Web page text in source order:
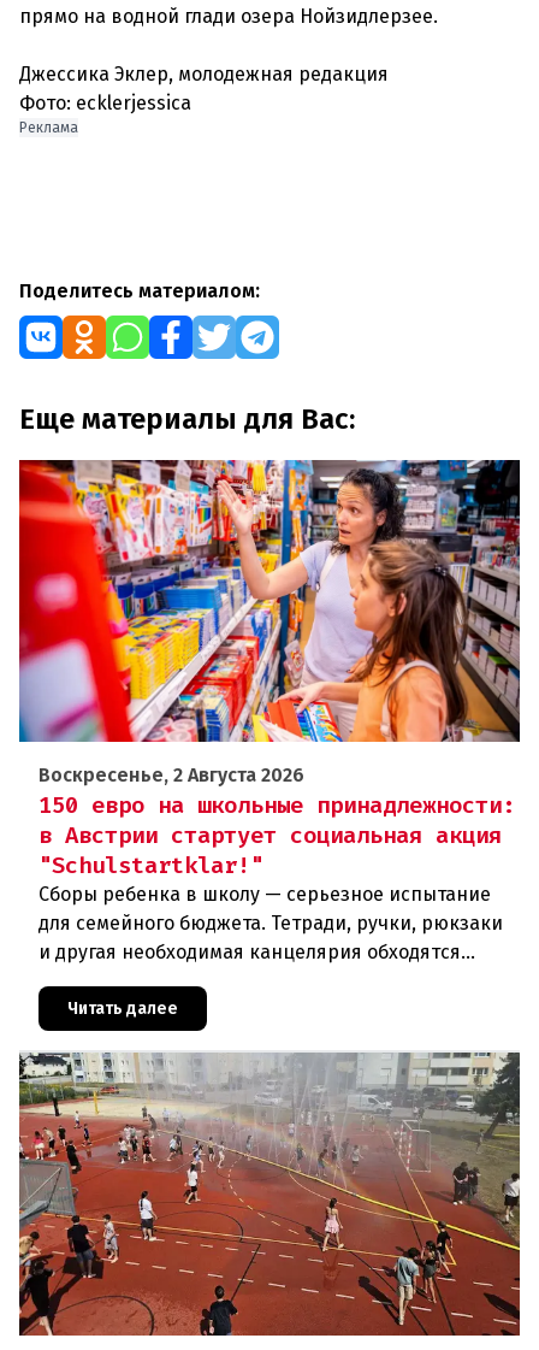
прямо на водной глади озера Нойзидлерзее.
Джессика Эклер, молодежная редакция
Реклама
Поделитесь материалом:
Еще материалы для Вас:
Воскресенье, 2 Августа 2026
150 евро на школьные принадлежности:
в Австрии стартует социальная акция
"Schulstartklar!"
Сборы ребенка в школу — серьезное испытание
для семейного бюджета. Тетради, ручки, рюкзаки
и другая необходимая канцелярия обходятся
семьи с низкими доходам
Читать далее